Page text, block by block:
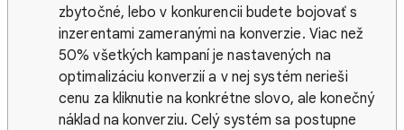
zbytočné, lebo v konkurencii budete bojovať s
inzerentami zameranými na konverzie. Viac než
50% všetkých kampaní je nastavených na
optimalizáciu konverzií a v nej systém nerieši
cenu za kliknutie na konkrétne slovo, ale konečný
náklad na konverziu. Celý systém sa postupne